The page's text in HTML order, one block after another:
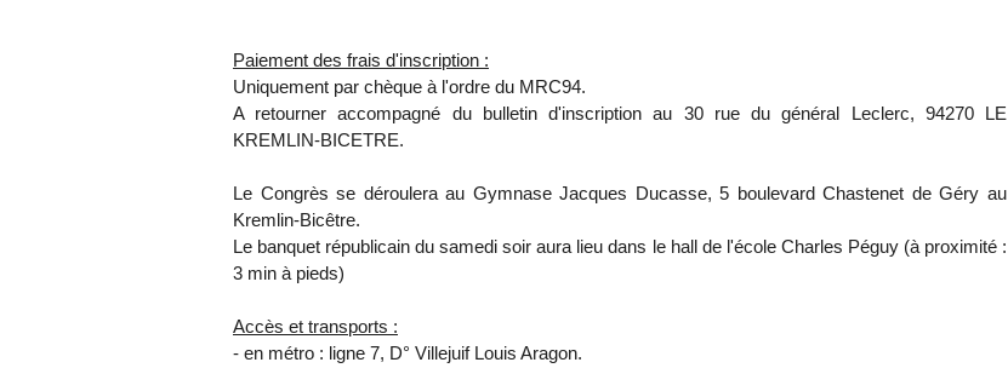
Paiement des frais d'inscription :
Uniquement par chèque à l'ordre du MRC94.
A retourner accompagné du bulletin d'inscription au 30 rue du général Leclerc, 94270 LE
KREMLIN-BICETRE.
Le Congrès se déroulera au Gymnase Jacques Ducasse, 5 boulevard Chastenet de Géry au
Kremlin-Bicêtre.
Le banquet républicain du samedi soir aura lieu dans le hall de l'école Charles Péguy (à proximité :
3 min à pieds)
Accès et transports :
- en métro : ligne 7, D° Villejuif Louis Aragon.